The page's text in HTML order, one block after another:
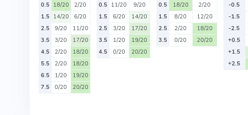
0.5 18/20
2/20
1.5 14/20
6/20
2.5
9/20
11/20
3.5
3/20
17/20
4.5
2/20
18/20
5.5
2/20
18/20
6.5
1/20
19/20
7.5
0/20 20/20
0.5 11/20
9/20
1.5
6/20
14/20
2.5
3/20
17/20
3.5
1/20
19/20
4.5
0/20 20/20
0.5
18/20
2/20
1.5
8/20
12/20
2.5
2/20
18/20
3.5
0/20 20/20
-0.5
-1.5
-2.5
+0.5
+1.5
+2.5